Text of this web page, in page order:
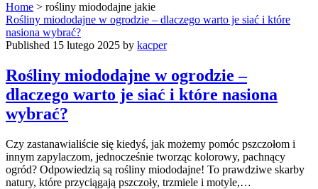
Home > rośliny miododajne jakie
Tag:
<span>rośliny
miododajne
jakie</span>
Rośliny miododajne w ogrodzie – dlaczego warto je siać i które
nasiona wybrać?
Published 15 lutego 2025 by kacper
Rośliny miododajne w ogrodzie –
dlaczego warto je siać i które nasiona
wybrać?
Czy zastanawialiście się kiedyś, jak możemy pomóc pszczołom i
innym zapylaczom, jednocześnie tworząc kolorowy, pachnący
ogród? Odpowiedzią są rośliny miododajne! To prawdziwe skarby
natury, które przyciągają pszczoły, trzmiele i motyle,…